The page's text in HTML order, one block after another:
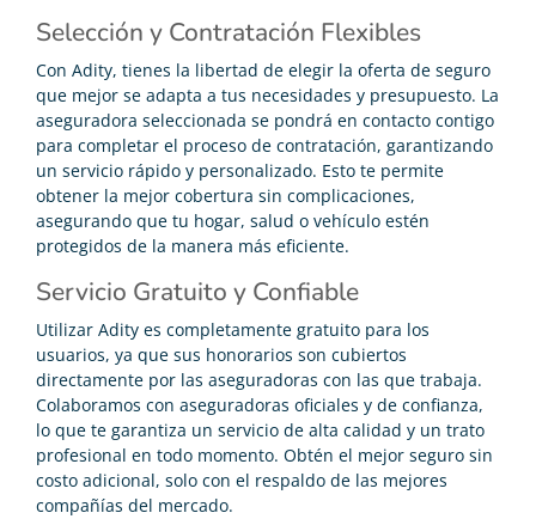
Selección y Contratación Flexibles
Con Adity, tienes la libertad de elegir la oferta de seguro
que mejor se adapta a tus necesidades y presupuesto. La
aseguradora seleccionada se pondrá en contacto contigo
para completar el proceso de contratación, garantizando
un servicio rápido y personalizado. Esto te permite
obtener la mejor cobertura sin complicaciones,
asegurando que tu hogar, salud o vehículo estén
protegidos de la manera más eficiente.
Servicio Gratuito y Confiable
Utilizar Adity es completamente gratuito para los
usuarios, ya que sus honorarios son cubiertos
directamente por las aseguradoras con las que trabaja.
Colaboramos con aseguradoras oficiales y de confianza,
lo que te garantiza un servicio de alta calidad y un trato
profesional en todo momento. Obtén el mejor seguro sin
costo adicional, solo con el respaldo de las mejores
compañías del mercado.